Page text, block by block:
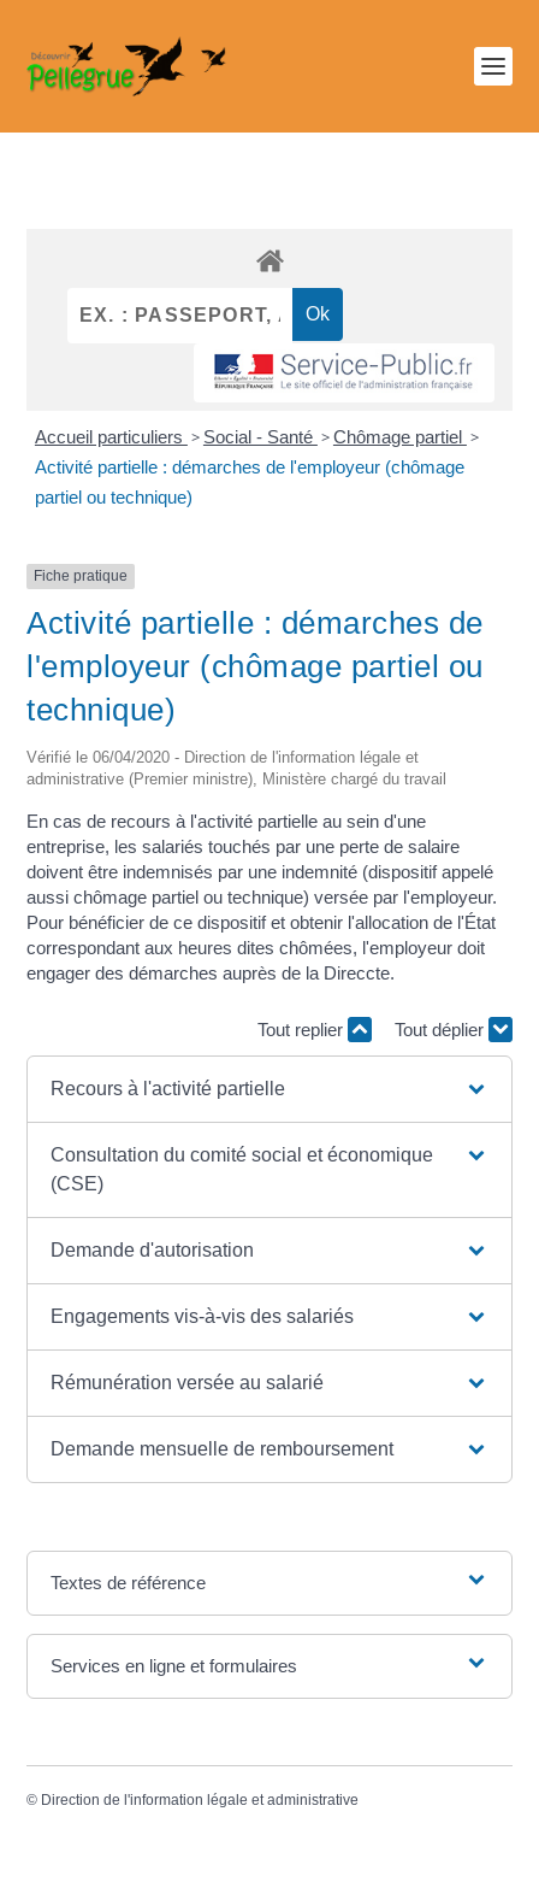
Accueil particuliers > Social - Santé >Chômage partiel >
Activité partielle : démarches de l'employeur (chômage
partiel ou technique)
Fiche pratique
Activité partielle : démarches de
l'employeur (chômage partiel ou
technique)
Vérifié le 06/04/2020 - Direction de l'information légale et
administrative (Premier ministre), Ministère chargé du travail
En cas de recours à l'activité partielle au sein d'une
entreprise, les salariés touchés par une perte de salaire
doivent être indemnisés par une indemnité (dispositif appelé
aussi chômage partiel ou technique) versée par l'employeur.
Pour bénéficier de ce dispositif et obtenir l'allocation de l'État
correspondant aux heures dites chômées, l'employeur doit
engager des démarches auprès de la Direccte.
Tout replier Tout déplier
Recours à l'activité partielle
Consultation du comité social et économique
(CSE)
Demande d'autorisation
Engagements vis-à-vis des salariés
Rémunération versée au salarié
Demande mensuelle de remboursement
Textes de référence
Services en ligne et formulaires
© Direction de l'information légale et administrative